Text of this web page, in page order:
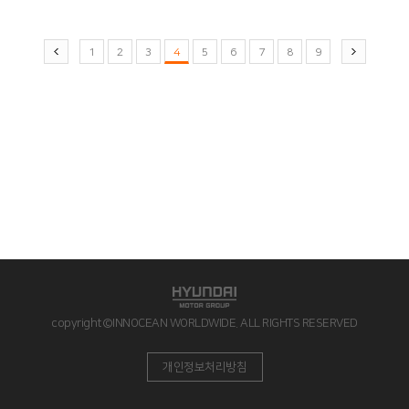
1 2 3 4 5 6 7 8 9
copyright©INNOCEAN WORLDWIDE. ALL RIGHTS RESERVED
개인정보처리방침